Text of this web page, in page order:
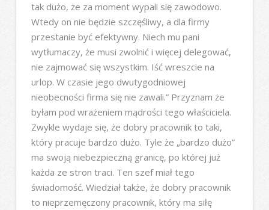
tak dużo, że za moment wypali się zawodowo.
Wtedy on nie będzie szczęśliwy, a dla firmy
przestanie być efektywny. Niech mu pani
wytłumaczy, że musi zwolnić i więcej delegować,
nie zajmować się wszystkim. Iść wreszcie na
urlop. W czasie jego dwutygodniowej
nieobecności firma się nie zawali.” Przyznam że
byłam pod wrażeniem mądrości tego właściciela.
Zwykle wydaje się, że dobry pracownik to taki,
który pracuje bardzo dużo. Tyle że „bardzo dużo”
ma swoją niebezpieczną granicę, po której już
każda ze stron traci. Ten szef miał tego
świadomość. Wiedział także, że dobry pracownik
to nieprzemęczony pracownik, który ma siłę